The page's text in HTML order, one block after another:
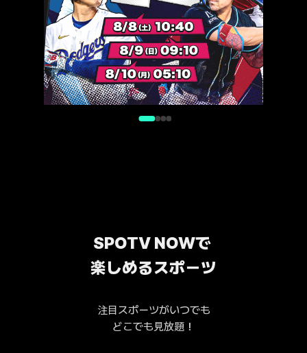
SPOTV NOWで
楽しめるスポーツ
注目スポーツがいつでも
どこでも見放題！